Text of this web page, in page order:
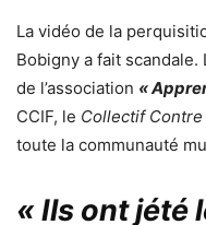
La vidéo de la
Bobigny a fait scandale.
de l’association «
CCIF, le Collectif Contre
toute la communauté
« Ils ont jété